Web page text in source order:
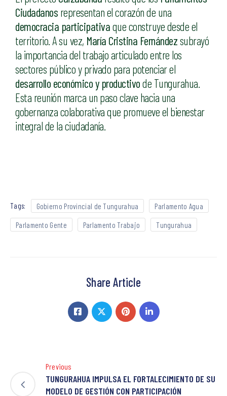
Ciudadanos representan el corazón de una
democracia participativaque construye desde el
territorio. A su vez, María Cristina Fernándezsubrayó
la importancia del trabajo articulado entre los
sectores público y privado para potenciar el
desarrollo económico y productivode Tungurahua.
Esta reunión marca un paso clave hacia una
gobernanza colaborativa que promueve el bienestar
integral de la ciudadanía.
Tags: Gobierno Provincial de Tungurahua Parlamento Agua
Parlamento Gente Parlamento Trabajo Tungurahua
Share Article
Previous
TUNGURAHUA IMPULSA EL FORTALECIMIENTO DE SU
MODELO DE GESTIÓN CON PARTICIPACIÓN